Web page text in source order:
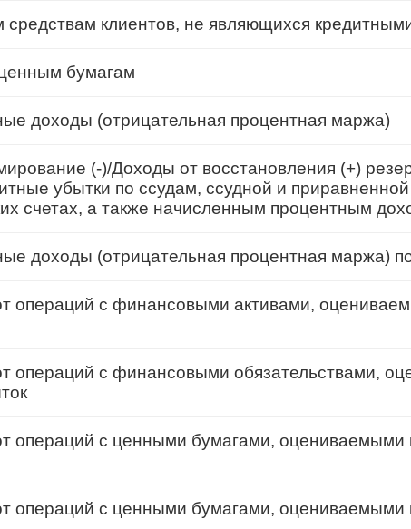
средствам клиентов, не являющихся
бумагам
доходы (отрицательная процентная маржа)
(-)/Доходы от восстановления (+)
убытки по ссудам, ссудной и
счетах, а также начисленным процентным
доходы (отрицательная процентная маржа)
операций с финансовыми активами,
операций с финансовыми обязательствами,
операций с ценными бумагами, оцениваемыми
операций с ценными бумагами, оцениваемыми